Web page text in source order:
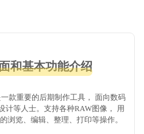
和基本功能介绍
款重要的后期制作工具， 面向数码
计等人士。支持各种RAW图像， 用
浏览、编辑、整理、打印等操作。